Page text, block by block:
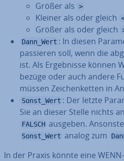
Größer als >
Kleiner als oder gleich
Größer als oder gleich
Dann_Wert : In diesen
passieren soll, wenn die
ist. Als Er­geb­nis­se können
be­zü­ge oder auch andere
müssen Zei­chen­ket­ten in
Sonst_Wert : Der letzte
Sie an dieser Stelle nichts
FALSCH ausgeben.
Sonst_Wert analog zum
In der Praxis könnte eine